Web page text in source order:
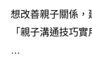
床
經
想改善親子關係，
「親子溝通技巧
…